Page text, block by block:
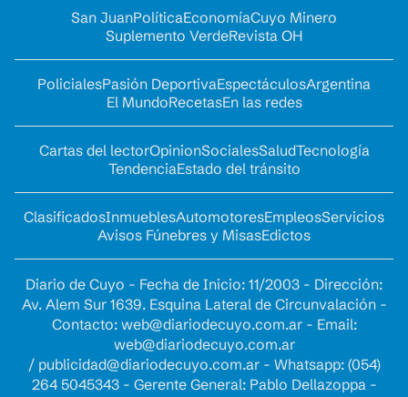
San JuanPolíticaEconomíaCuyo Minero
Suplemento VerdeRevista OH
PolicialesPasión DeportivaEspectáculosArgentina
El MundoRecetasEn las redes
Cartas del lectorOpinionSocialesSaludTecnología
TendenciaEstado del tránsito
ClasificadosInmueblesAutomotoresEmpleosServicios
Avisos Fúnebres y MisasEdictos
Diario de Cuyo - Fecha de Inicio: 11/2003 - Dirección:
Av. Alem Sur 1639. Esquina Lateral de Circunvalación -
Contacto: web@diariodecuyo.com.ar- Email:
web@diariodecuyo.com.ar
/ publicidad@diariodecuyo.com.ar- Whatsapp: (054)
264 5045343 - Gerente General: Pablo Dellazoppa -